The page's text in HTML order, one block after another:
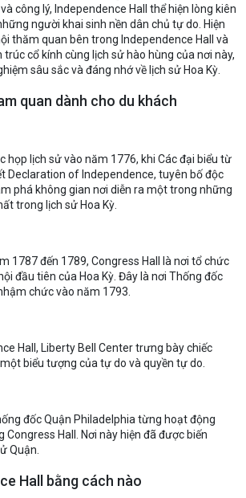
công lý, Independence Hall thể hiện lòng kiên
người khai sinh nền dân chủ tự do. Hiện
thăm quan bên trong Independence Hall và
trúc cổ kính cùng lịch sử hào hùng của nơi này,
sâu sắc và đáng nhớ về lịch sử Hoa Kỳ.
quan dành cho du khách
họp lịch sử vào năm 1776, khi Các đại biểu từ
Declaration of Independence, tuyên bố độc
phá không gian nơi diễn ra một trong những
trong lịch sử Hoa Kỳ.
1787 đến 1789, Congress Hall là nơi tổ chức
đầu tiên của Hoa Kỳ. Đây là nơi Thống đốc
chức vào năm 1793.
Hall, Liberty Bell Center trưng bày chiếc
biểu tượng của tự do và quyền tự do.
đốc Quận Philadelphia từng hoạt động
Congress Hall. Nơi này hiện đã được biến
Quận.
Hall bằng cách nào